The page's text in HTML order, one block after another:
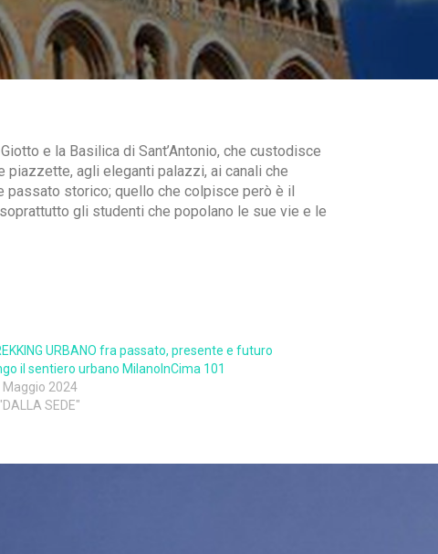
e la Basilica di Sant’Antonio, che custodisce
agli eleganti palazzi, ai canali che
passato storico; quello che colpisce però è il
gli studenti che popolano le sue vie e le
URBANO fra passato, presente e futuro
il sentiero urbano MilanoInCima 101
Maggio 2024
SEDE"